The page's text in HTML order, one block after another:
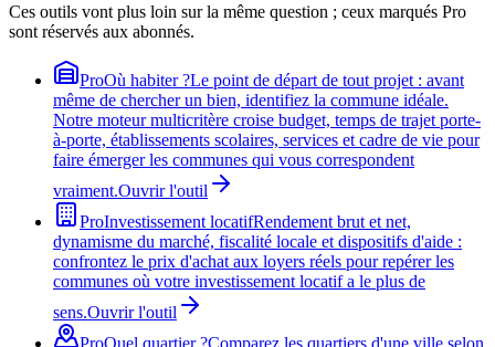
Ces outils vont plus loin sur la même question ; ceux marqués Pro
sont réservés aux abonnés.
ProOù habiter ?Le point de départ de tout projet : avant
même de chercher un bien, identifiez la commune idéale.
Notre moteur multicritère croise budget, temps de trajet porte-
à-porte, établissements scolaires, services et cadre de vie pour
faire émerger les communes qui vous correspondent
vraiment.Ouvrir l'outil
ProInvestissement locatifRendement brut et net,
dynamisme du marché, fiscalité locale et dispositifs d'aide :
confrontez le prix d'achat aux loyers réels pour repérer les
communes où votre investissement locatif a le plus de
sens.Ouvrir l'outil
ProQuel quartier ?Comparez les quartiers d'une ville selon